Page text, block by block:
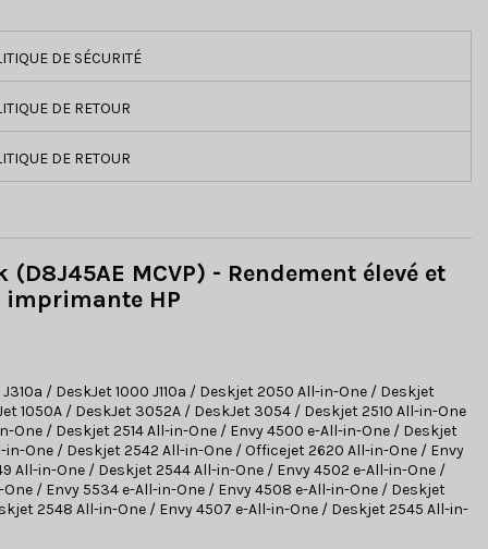
DE SÉCURITÉ
DE RETOUR
DE RETOUR
MCVP) - Rendement élevé et
HP
/ DeskJet 1000 J110a / Deskjet 2050 All-in-One / Deskjet
1050A / DeskJet 3052A / DeskJet 3054 / Deskjet 2510 All-in-One
/ Deskjet 2514 All-in-One / Envy 4500 e-All-in-One / Deskjet
in-One / Deskjet 2542 All-in-One / Officejet 2620 All-in-One / Envy
in-One / Deskjet 2544 All-in-One / Envy 4502 e-All-in-One /
/ Envy 5534 e-All-in-One / Envy 4508 e-All-in-One / Deskjet
2548 All-in-One / Envy 4507 e-All-in-One / Deskjet 2545 All-in-